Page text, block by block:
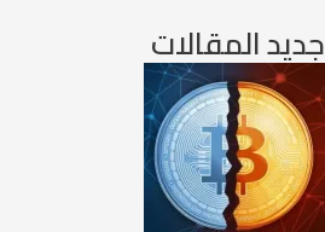
جديد المقالات